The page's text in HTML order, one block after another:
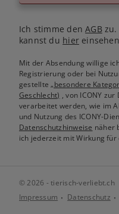
Ich stimme denAGB zu.
kannst du hier
Mit der Absendung willige
Registrierung oder bei
gestellte„besondere
Geschlecht) , von ICONY
verarbeitet werden, wie im
und Nutzung des ICONY-
Datenschutzhinweise näher
ich jederzeit mit Wirkung
© 2026 - tierisch-verliebt.ch
Impressum
Datenschutz